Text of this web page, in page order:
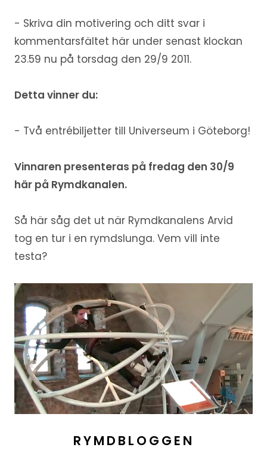
- Skriva din motivering och ditt svar i
kommentarsfältet här under senast klockan
23.59 nu på torsdag den 29/9 2011.
Detta vinner du:
- Två entrébiljetter till Universeum i Göteborg!
Vinnaren presenteras på fredag den 30/9
här på Rymdkanalen.
Så här såg det ut när Rymdkanalens Arvid
tog en tur i en rymdslunga. Vem vill inte
testa?
RYMDBLOGGEN